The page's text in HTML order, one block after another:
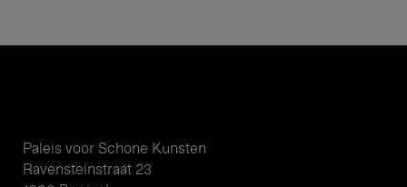
Paleis voor Schone Kunsten
Ravensteinstraat 23